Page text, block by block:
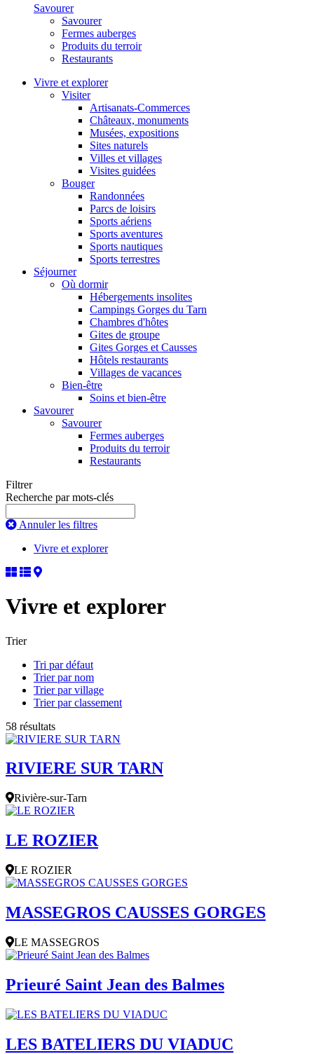
Savourer
Savourer
Fermes auberges
Produits du terroir
Restaurants
Vivre et explorer
Visiter
Artisanats-Commerces
Châteaux, monuments
Musées, expositions
Sites naturels
Villes et villages
Visites guidées
Bouger
Randonnées
Parcs de loisirs
Sports aériens
Sports aventures
Sports nautiques
Sports terrestres
Séjourner
Où dormir
Hébergements insolites
Campings Gorges du Tarn
Chambres d'hôtes
Gites de groupe
Gites Gorges et Causses
Hôtels restaurants
Villages de vacances
Bien-être
Soins et bien-être
Savourer
Savourer
Fermes auberges
Produits du terroir
Restaurants
Filtrer
Recherche par mots-clés
Annuler les filtres
Vivre et explorer
Vivre et explorer
Trier
Tri par défaut
Trier par nom
Trier par village
Trier par classement
58 résultats
RIVIERE SUR TARN
Rivière-sur-Tarn
LE ROZIER
LE ROZIER
MASSEGROS CAUSSES GORGES
LE MASSEGROS
Prieuré Saint Jean des Balmes
LES BATELIERS DU VIADUC